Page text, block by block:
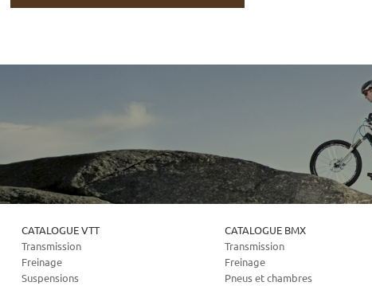
CATALOGUE VTT
Transmission
Freinage
Suspensions
CATALOGUE BMX
Transmission
Freinage
Pneus et chambres